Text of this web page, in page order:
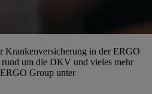
in der ERGO
um die DKV und vieles mehr
Group unter